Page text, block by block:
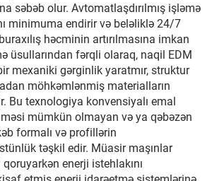
səbəb olur. Avtomatlaşdırılmış işləmə
minimuma endirir və beləliklə 24/7
həcminin artırılmasına imkan
üsullarından fərqli olaraq, naqil EDM
mexaniki gərginlik yaratmır, struktur
möhkəmlənmiş materialların
Bu texnologiya konvensiyalı emal
mümkün olmayan və ya qəbəzən
formalı və profillərin
təşkil edir. Müasir maşınlar
enerji istehlakını